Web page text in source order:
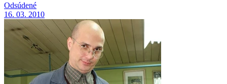
Odsúdené
16. 03. 2010